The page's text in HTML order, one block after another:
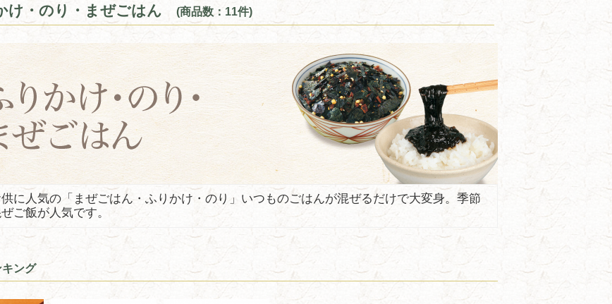
け・のり・まぜごはん (商品数：11件)
に人気の「まぜごはん・ふりかけ・のり」いつものごはんが混ぜるだけで大変身。季節
ご飯が人気です。
キング